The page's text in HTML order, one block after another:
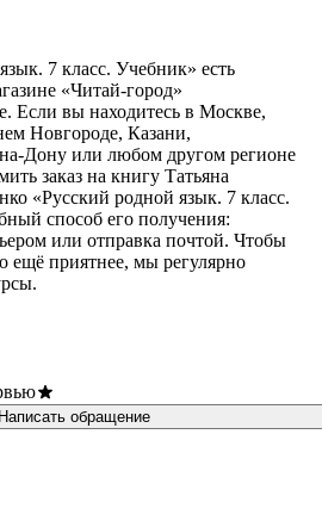
7 класс. Учебник» есть
«Читай-город»
Если вы находитесь в Москве,
Новгороде, Казани,
Дону или любом другом регионе
заказ на книгу Татьяна
«Русский родной язык. 7 класс.
способ его получения:
или отправка почтой. Чтобы
ещё приятнее, мы регулярно
Написать обращение